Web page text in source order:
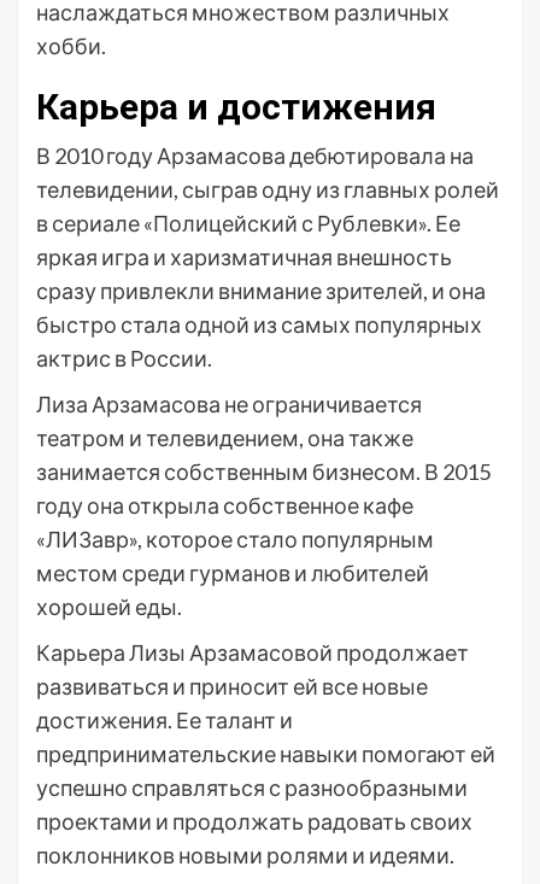
наслаждаться множеством различных
хобби.
Карьера и достижения
В 2010 году Арзамасова дебютировала на
телевидении, сыграв одну из главных ролей
в сериале «Полицейский с Рублевки». Ее
яркая игра и харизматичная внешность
сразу привлекли внимание зрителей, и она
быстро стала одной из самых популярных
актрис в России.
Лиза Арзамасова не ограничивается
театром и телевидением, она также
занимается собственным бизнесом. В 2015
году она открыла собственное кафе
«ЛИЗавр», которое стало популярным
местом среди гурманов и любителей
хорошей еды.
Карьера Лизы Арзамасовой продолжает
развиваться и приносит ей все новые
достижения. Ее талант и
предпринимательские навыки помогают ей
успешно справляться с разнообразными
проектами и продолжать радовать своих
поклонников новыми ролями и идеями.